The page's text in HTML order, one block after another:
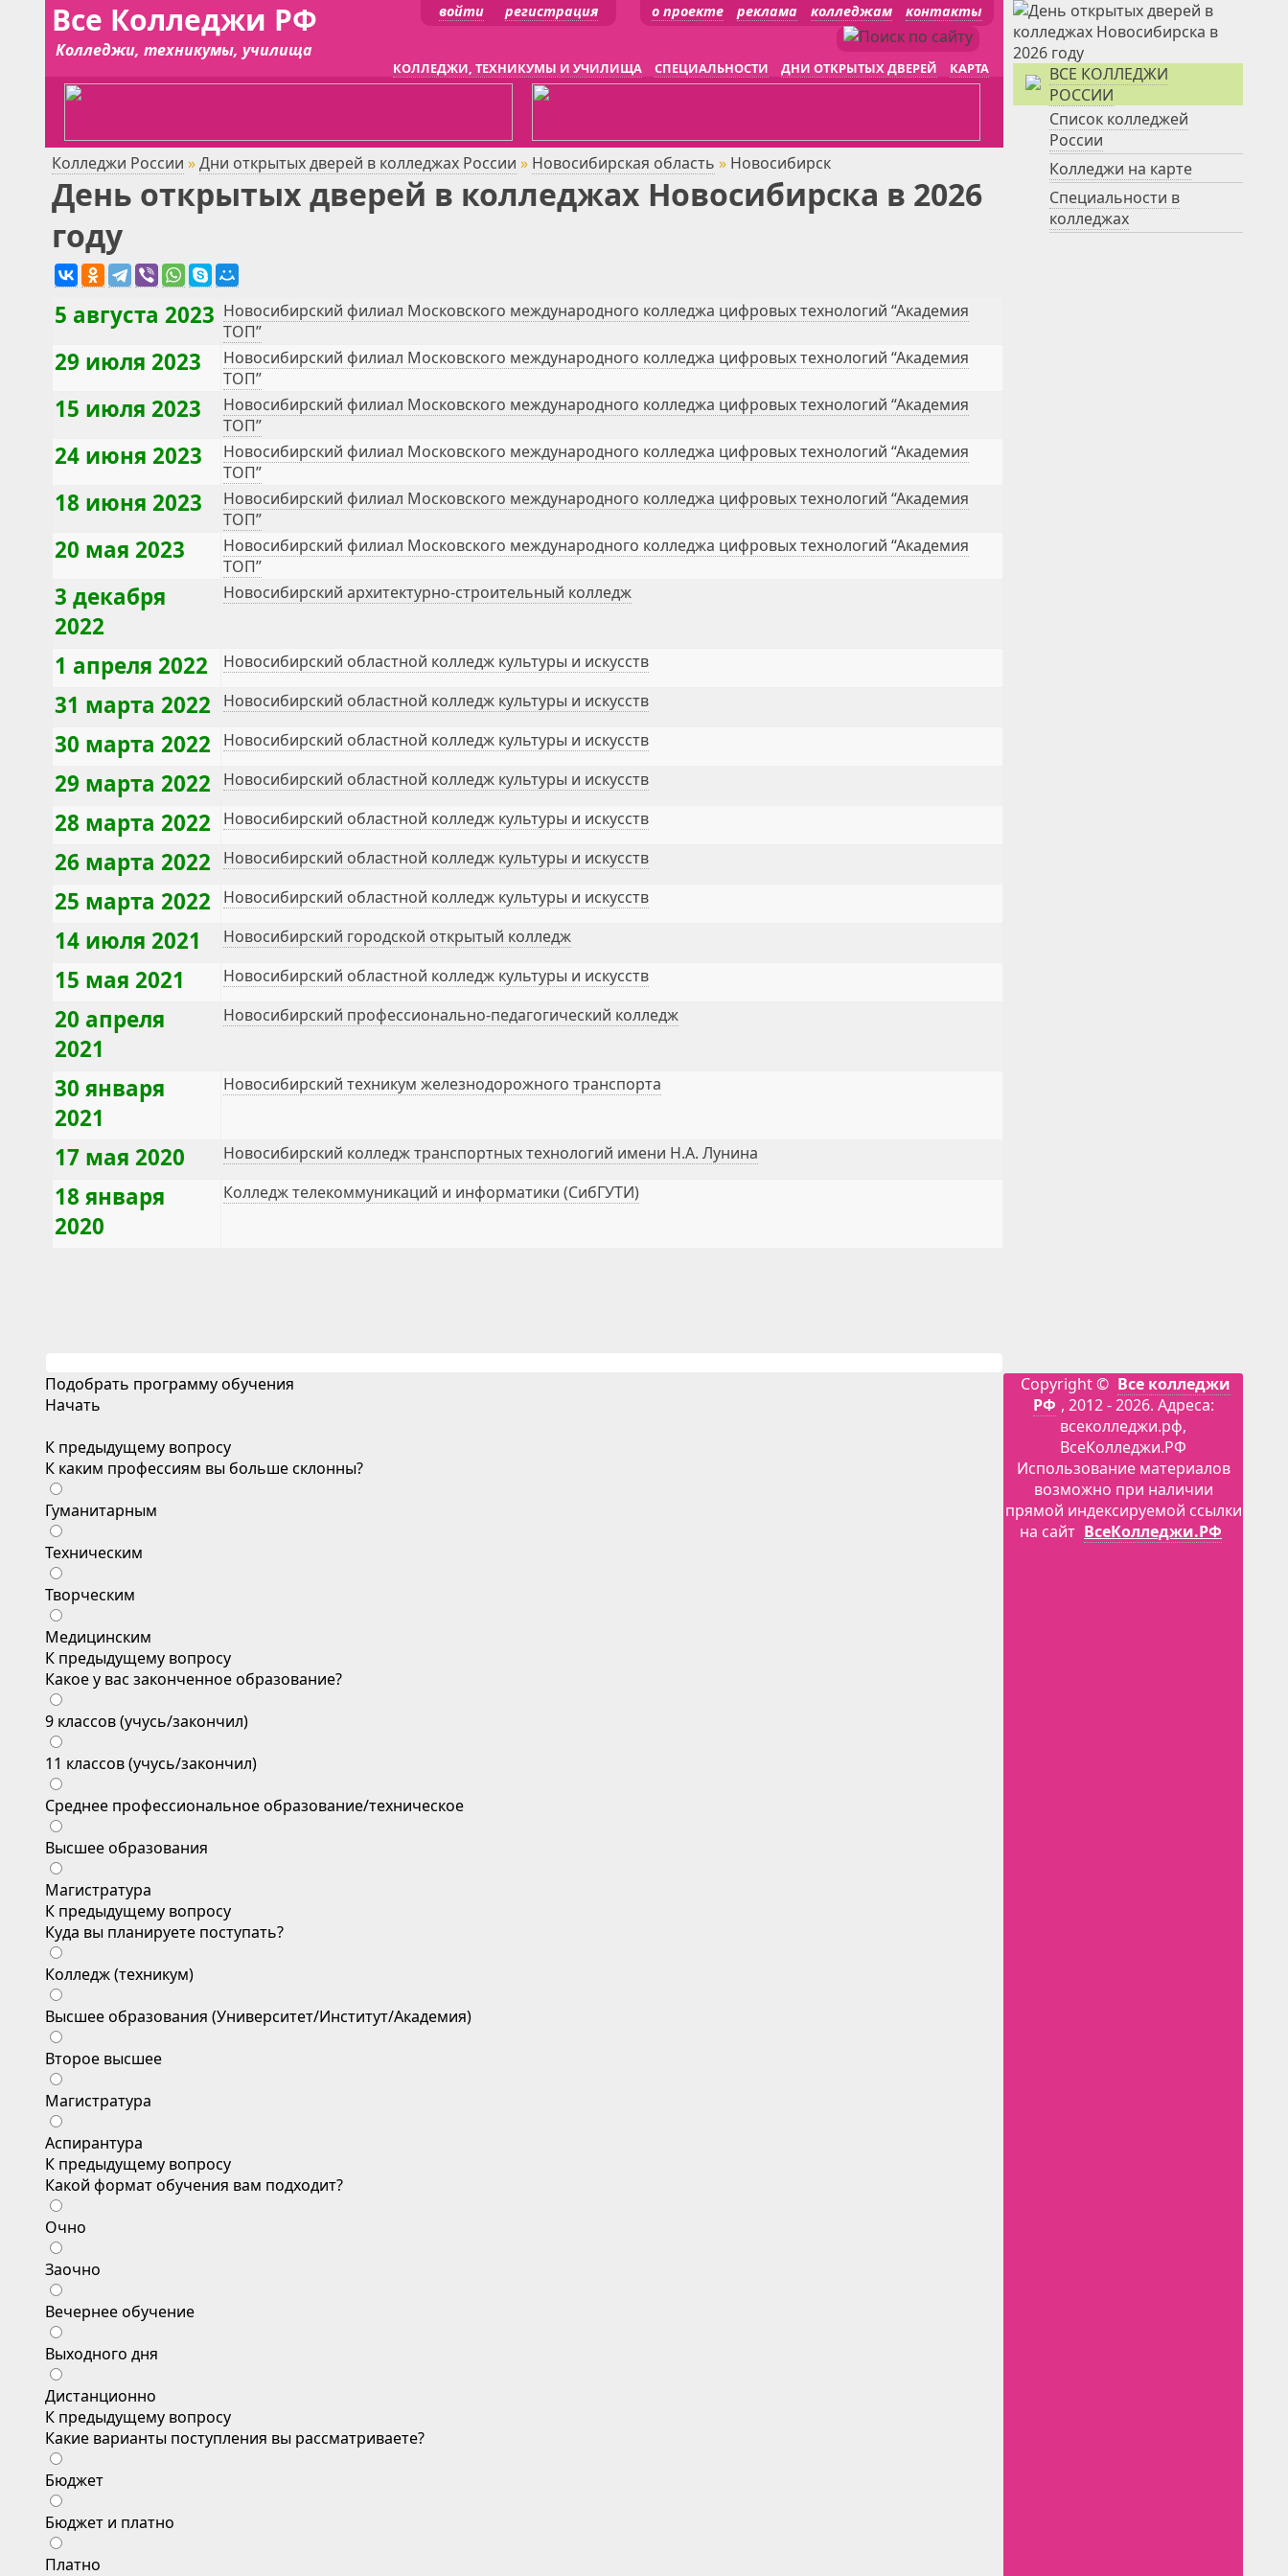
Все Колледжи РФ
Колледжи, техникумы, училища
о проекте реклама колледжам контакты
войти регистрация
КОЛЛЕДЖИ, ТЕХНИКУМЫ И УЧИЛИЩА СПЕЦИАЛЬНОСТИ ДНИ ОТКРЫТЫХ ДВЕРЕЙ КАРТА
Колледжи России »Дни открытых дверей в колледжах России » Новосибирская область » Новосибирск
День открытых дверей в колледжах Новосибирска в 2026
году
5 августа 2023 Новосибирский филиал Московского международного колледжа цифровых технологий “Академия
ТОП”
29 июля 2023
Новосибирский филиал Московского международного колледжа цифровых технологий “Академия
ТОП”
15 июля 2023
Новосибирский филиал Московского международного колледжа цифровых технологий “Академия
ТОП”
24 июня 2023
Новосибирский филиал Московского международного колледжа цифровых технологий “Академия
ТОП”
18 июня 2023
Новосибирский филиал Московского международного колледжа цифровых технологий “Академия
ТОП”
20 мая 2023
Новосибирский филиал Московского международного колледжа цифровых технологий “Академия
ТОП”
3 декабря
2022
Новосибирский архитектурно-строительный колледж
1 апреля 2022 Новосибирский областной колледж культуры и искусств
31 марта 2022 Новосибирский областной колледж культуры и искусств
30 марта 2022 Новосибирский областной колледж культуры и искусств
29 марта 2022 Новосибирский областной колледж культуры и искусств
28 марта 2022 Новосибирский областной колледж культуры и искусств
26 марта 2022 Новосибирский областной колледж культуры и искусств
25 марта 2022 Новосибирский областной колледж культуры и искусств
14 июля 2021 Новосибирский городской открытый колледж
15 мая 2021 Новосибирский областной колледж культуры и искусств
20 апреля
2021
Новосибирский профессионально-педагогический колледж
30 января
2021
Новосибирский техникум железнодорожного транспорта
17 мая 2020 Новосибирский колледж транспортных технологий имени Н.А. Лунина
18 января
2020
Колледж телекоммуникаций и информатики (СибГУТИ)
ВСЕ КОЛЛЕДЖИ
РОССИИ
Список колледжей
России
Колледжи на карте
Специальности в
колледжах
Подобрать программу обучения
Начать
К предыдущему вопросу
К каким профессиям вы больше склонны?
Гуманитарным
Техническим
Творческим
Медицинским
К предыдущему вопросу
Какое у вас законченное образование?
9 классов (учусь/закончил)
11 классов (учусь/закончил)
Среднее профессиональное образование/техническое
Высшее образования
Магистратура
К предыдущему вопросу
Куда вы планируете поступать?
Колледж (техникум)
Высшее образования (Университет/Институт/Академия)
Второе высшее
Магистратура
Аспирантура
К предыдущему вопросу
Какой формат обучения вам подходит?
Очно
Заочно
Вечернее обучение
Выходного дня
Дистанционно
К предыдущему вопросу
Какие варианты поступления вы рассматриваете?
Бюджет
Бюджет и платно
Платно
Copyright © Все колледжи
РФ , 2012 - 2026. Адреса:
всеколледжи.рф,
ВсеКолледжи.РФ
Использование материалов
возможно при наличии
прямой индексируемой ссылки
на сайт ВсеКолледжи.РФ